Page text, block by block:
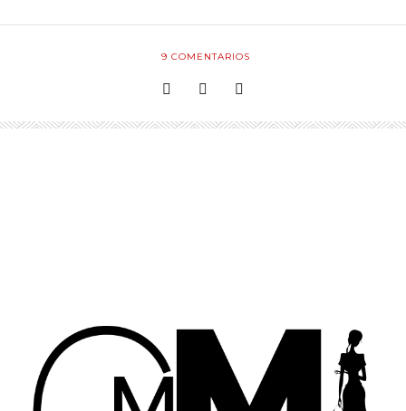
9 COMENTARIOS